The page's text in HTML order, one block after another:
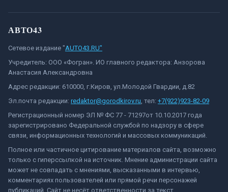
АВТО43
Сетевое издание "AUTO43.RU"
Учредитель: ООО «Фогран». ИО главного редактора: Анзорова
Анастасия Александровна
Адрес редакции: 610000, г.Киров, ул.Молодой Гвардии, д.82
Эл.почта редакции: redaktor@gorodkirov.ru, тел: +7(922)923-82-09
Регистрационный номер ЭЛ № ФС 77 - 71297от 10.10.2017 года
зарегистрировано Федеральной службой по надзору в сфере
связи, информационных технологий и массовых коммуникаций.
Полное или частичное цитирование материалов сайта, возможно
только с гиперссылкой на источник. Мнение администрации сайта
может не совпадать с мнениями, высказанными в интервью,
комментариях пользователей или прямой речи персонажей
публикаций. Сайт не несёт ответственности за текст